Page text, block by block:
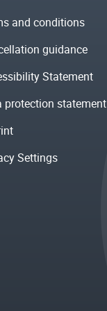
and conditions
guidance
Statement
protection statement
Settings